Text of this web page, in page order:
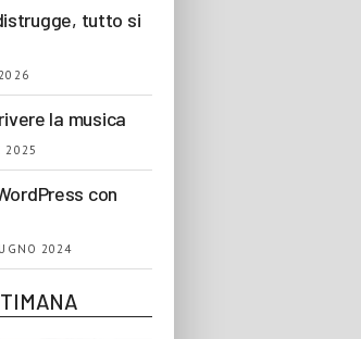
tutto si
la musica
2025
con
2024